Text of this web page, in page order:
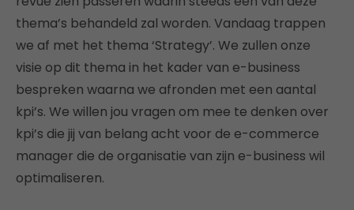
thema’s behandeld zal worden. Vandaag trappen
we af met het thema ‘Strategy’. We zullen onze
visie op dit thema in het kader van e-business
bespreken waarna we afronden met een aantal
kpi’s. We willen jou vragen om mee te denken over
kpi’s die jij van belang acht voor de e-commerce
manager die de organisatie van zijn e-business wil
optimaliseren.